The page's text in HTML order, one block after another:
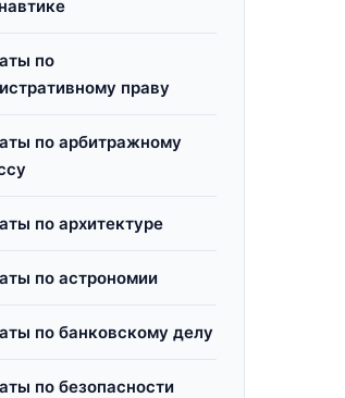
по
праву
по арбитражному
по архитектуре
по астрономии
по банковскому делу
по безопасности